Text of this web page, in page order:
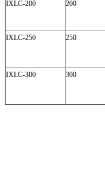
IXLC-200 200
IXLC-250 250
IXLC-300 300